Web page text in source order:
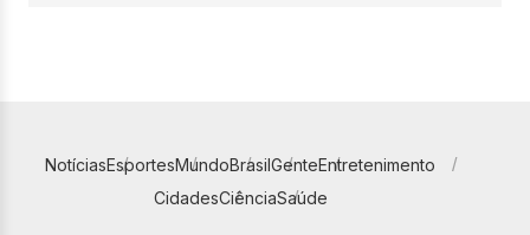
NotíciasEsportesMundoBrasilGenteEntretenimento
CidadesCiênciaSaúde